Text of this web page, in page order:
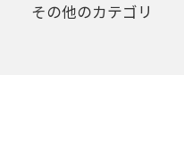
その他のカテゴリ